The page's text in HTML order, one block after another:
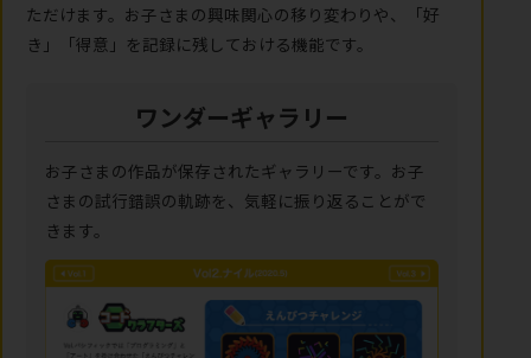
ただけます。お子さまの興味関心の移り変わりや、「好
き」「得意」を記録に残しておける機能です。
ワンダーギャラリー
お子さまの作品が保存されたギャラリーです。お子
さまの試行錯誤の軌跡を、気軽に振り返ることがで
きます。